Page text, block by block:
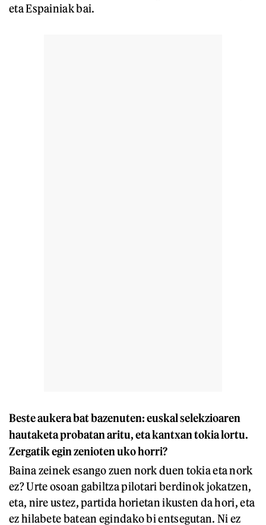
eta Espainiak bai.
Beste aukera bat bazenuten: euskal selekzioaren
hautaketa probatan aritu, eta kantxan tokia lortu.
Zergatik egin zenioten uko horri?
Baina zeinek esango zuen nork duen tokia eta nork
ez? Urte osoan gabiltza pilotari berdinok jokatzen,
eta, nire ustez, partida horietan ikusten da hori, eta
ez hilabete batean egindako bi entsegutan. Ni ez